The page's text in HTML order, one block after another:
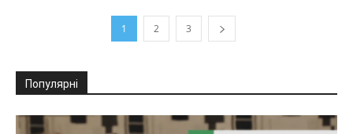
1 2 3
Популярні